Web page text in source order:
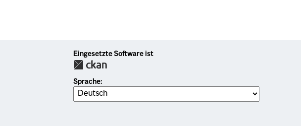
Eingesetzte Software ist
Sprache